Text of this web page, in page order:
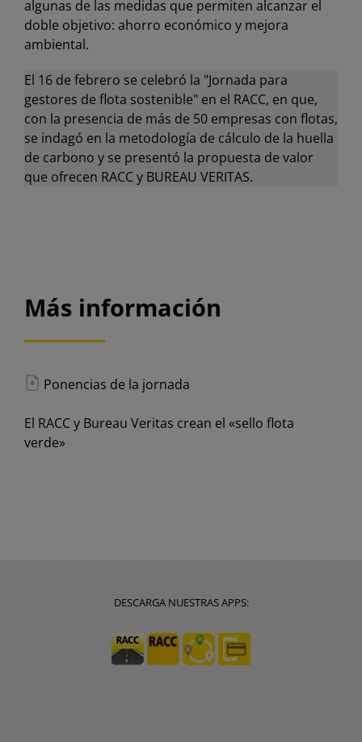
algunas de las medidas que permiten alcanzar el
doble objetivo: ahorro económico y mejora
ambiental.
El 16 de febrero se celebró la "Jornada para
gestores de flota sostenible" en el RACC, en que,
con la presencia de más de 50 empresas con flotas,
se indagó en la metodología de cálculo de la huella
de carbono y se presentó la propuesta de valor
que ofrecen RACC y BUREAU VERITAS.
Más información
Ponencias de la jornada
El RACC y Bureau Veritas crean el «sello flota
verde»
DESCARGA NUESTRAS APPS: